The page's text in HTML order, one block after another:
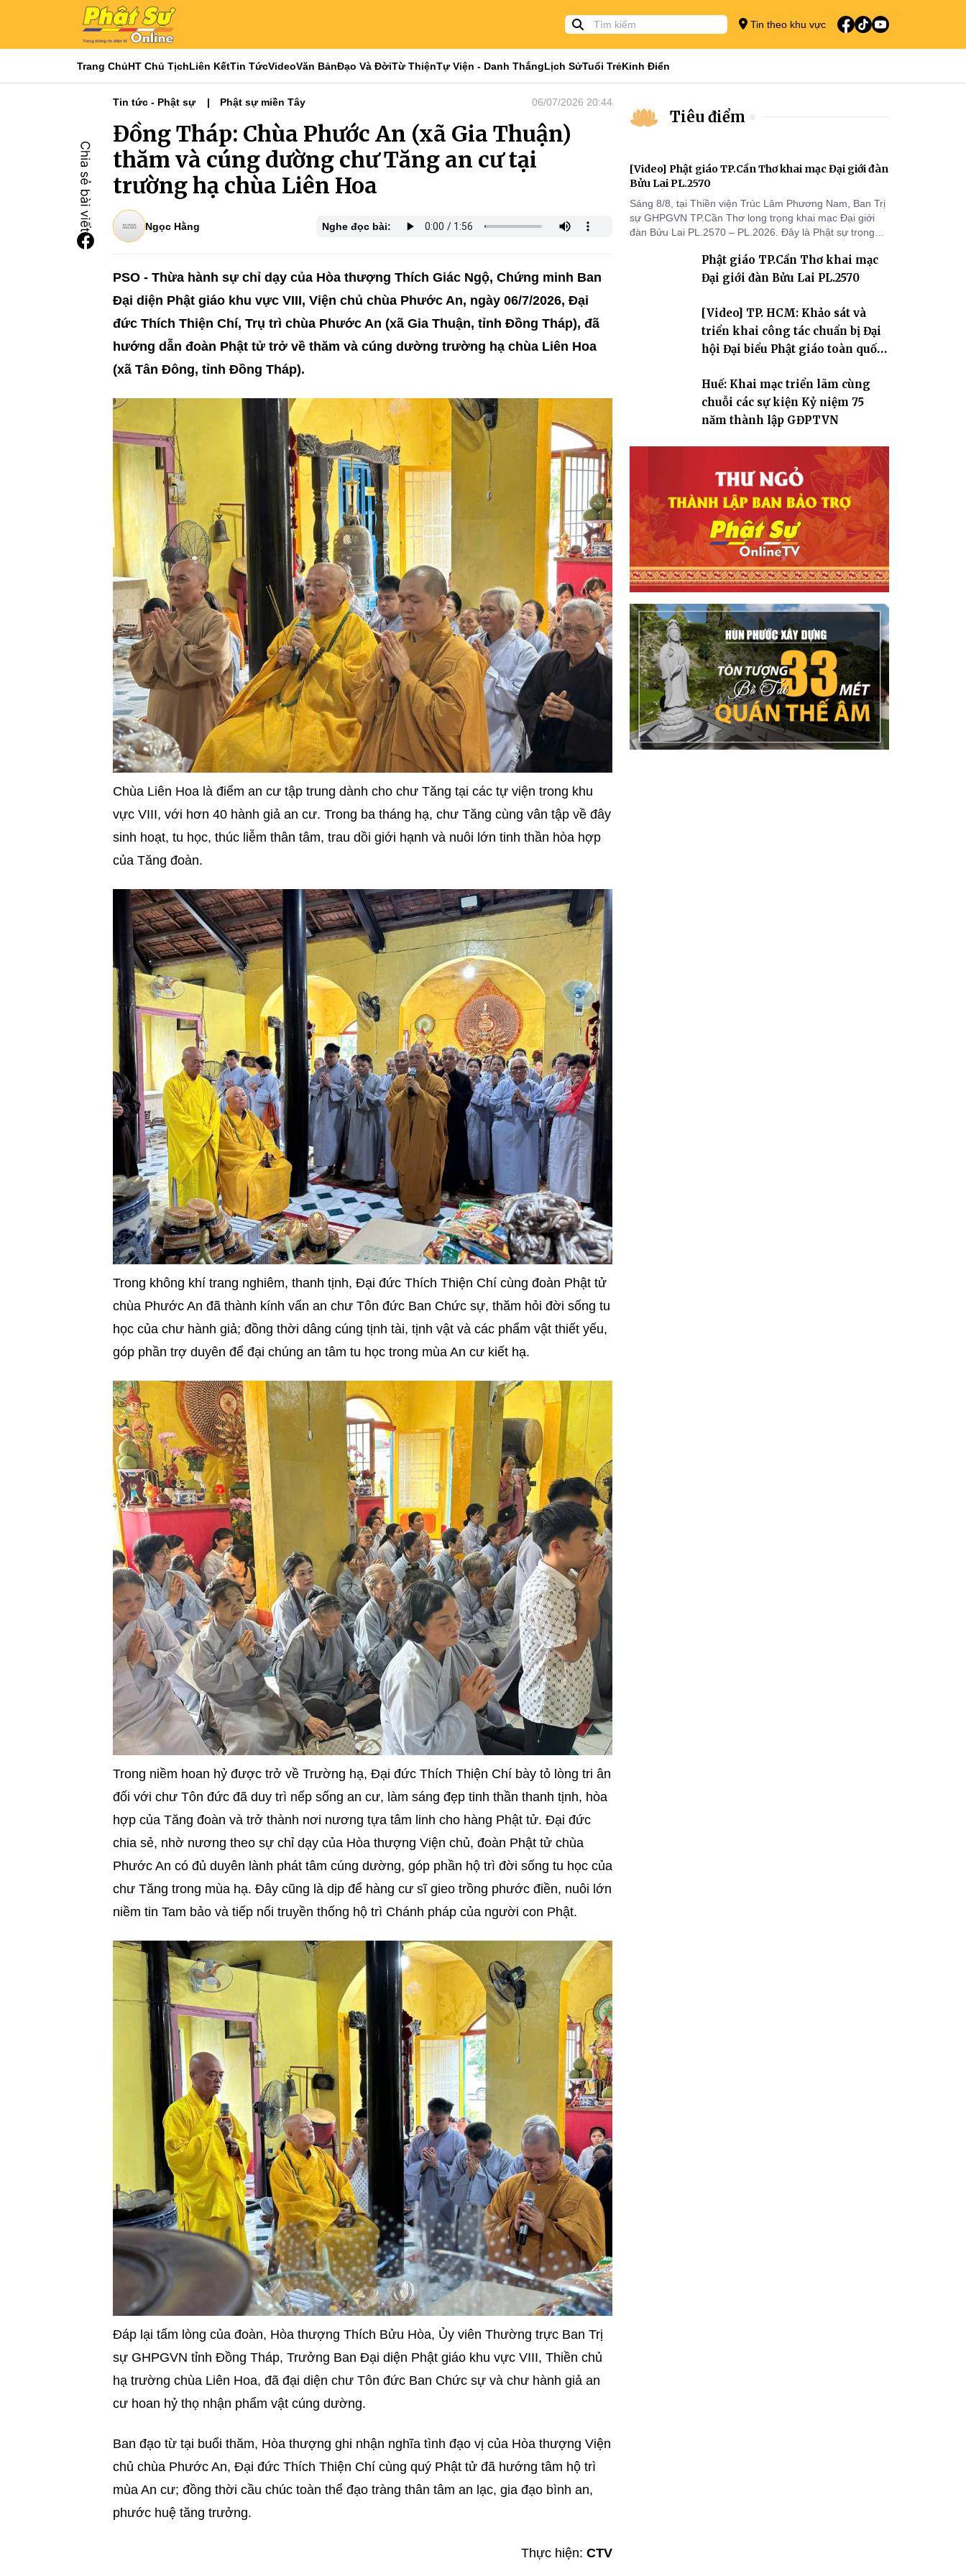
Tin theo khu vực
Trang ChủHT Chủ TịchLiên KếtTin TứcVideoVăn BảnĐạo Và ĐờiTừ ThiệnTự Viện - Danh ThắngLịch SửTuổi TrẻKinh Điển
Tin tức - Phật sự Phật sự miền Tây 06/07/2026 20:44
Đồng Tháp: Chùa Phước An (xã Gia Thuận)
thăm và cúng dường chư Tăng an cư tại
trường hạ chùa Liên Hoa
Ngọc Hằng Nghe đọc bài:
PSO - Thừa hành sự chỉ dạy của Hòa thượng Thích Giác Ngộ, Chứng minh Ban
Đại diện Phật giáo khu vực VIII, Viện chủ chùa Phước An, ngày 06/7/2026, Đại
đức Thích Thiện Chí, Trụ trì chùa Phước An (xã Gia Thuận, tỉnh Đồng Tháp), đã
hướng dẫn đoàn Phật tử trở về thăm và cúng dường trường hạ chùa Liên Hoa
(xã Tân Đông, tỉnh Đồng Tháp).
Chùa Liên Hoa là điểm an cư tập trung dành cho chư Tăng tại các tự viện trong khu
vực VIII, với hơn 40 hành giả an cư. Trong ba tháng hạ, chư Tăng cùng vân tập về đây
sinh hoạt, tu học, thúc liễm thân tâm, trau dồi giới hạnh và nuôi lớn tinh thần hòa hợp
của Tăng đoàn.
Trong không khí trang nghiêm, thanh tịnh, Đại đức Thích Thiện Chí cùng đoàn Phật tử
chùa Phước An đã thành kính vấn an chư Tôn đức Ban Chức sự, thăm hỏi đời sống tu
học của chư hành giả; đồng thời dâng cúng tịnh tài, tịnh vật và các phẩm vật thiết yếu,
góp phần trợ duyên để đại chúng an tâm tu học trong mùa An cư kiết hạ.
Trong niềm hoan hỷ được trở về Trường hạ, Đại đức Thích Thiện Chí bày tỏ lòng tri ân
đối với chư Tôn đức đã duy trì nếp sống an cư, làm sáng đẹp tinh thần thanh tịnh, hòa
hợp của Tăng đoàn và trở thành nơi nương tựa tâm linh cho hàng Phật tử. Đại đức
chia sẻ, nhờ nương theo sự chỉ dạy của Hòa thượng Viện chủ, đoàn Phật tử chùa
Phước An có đủ duyên lành phát tâm cúng dường, góp phần hộ trì đời sống tu học của
chư Tăng trong mùa hạ. Đây cũng là dịp để hàng cư sĩ gieo trồng phước điền, nuôi lớn
niềm tin Tam bảo và tiếp nối truyền thống hộ trì Chánh pháp của người con Phật.
Đáp lại tấm lòng của đoàn, Hòa thượng Thích Bửu Hòa, Ủy viên Thường trực Ban Trị
sự GHPGVN tỉnh Đồng Tháp, Trưởng Ban Đại diện Phật giáo khu vực VIII, Thiền chủ
hạ trường chùa Liên Hoa, đã đại diện chư Tôn đức Ban Chức sự và chư hành giả an
cư hoan hỷ thọ nhận phẩm vật cúng dường.
Ban đạo từ tại buổi thăm, Hòa thượng ghi nhận nghĩa tình đạo vị của Hòa thượng Viện
chủ chùa Phước An, Đại đức Thích Thiện Chí cùng quý Phật tử đã hướng tâm hộ trì
mùa An cư; đồng thời cầu chúc toàn thể đạo tràng thân tâm an lạc, gia đạo bình an,
phước huệ tăng trưởng.
Thực hiện:CTV
Tiêu điểm
[Video] Phật giáo TP.Cần Thơ khai mạc Đại giới đàn
Bửu Lai PL.2570
Sáng 8/8, tại Thiền viện Trúc Lâm Phương Nam, Ban Trị
sự GHPGVN TP.Cần Thơ long trọng khai mạc Đại giới
đàn Bửu Lai PL.2570 – PL.2026. Đây là Phật sự trọng
của Đại hội Phật giáo thành phố lần thứ I, thể hiện sự
quan tâm đối với công tác truyền giới, đào tạo Tăng tài
Phật giáo TP.Cần Thơ khai mạc
Đại giới đàn Bửu Lai PL.2570
[Video] TP. HCM: Khảo sát và
triển khai công tác chuẩn bị Đại
hội Đại biểu Phật giáo toàn quốc
Huế: Khai mạc triển lãm cùng
chuỗi các sự kiện Kỷ niệm 75
năm thành lập GĐPTVN